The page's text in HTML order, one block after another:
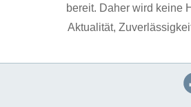
bereit. Daher wird keine
Aktualität,